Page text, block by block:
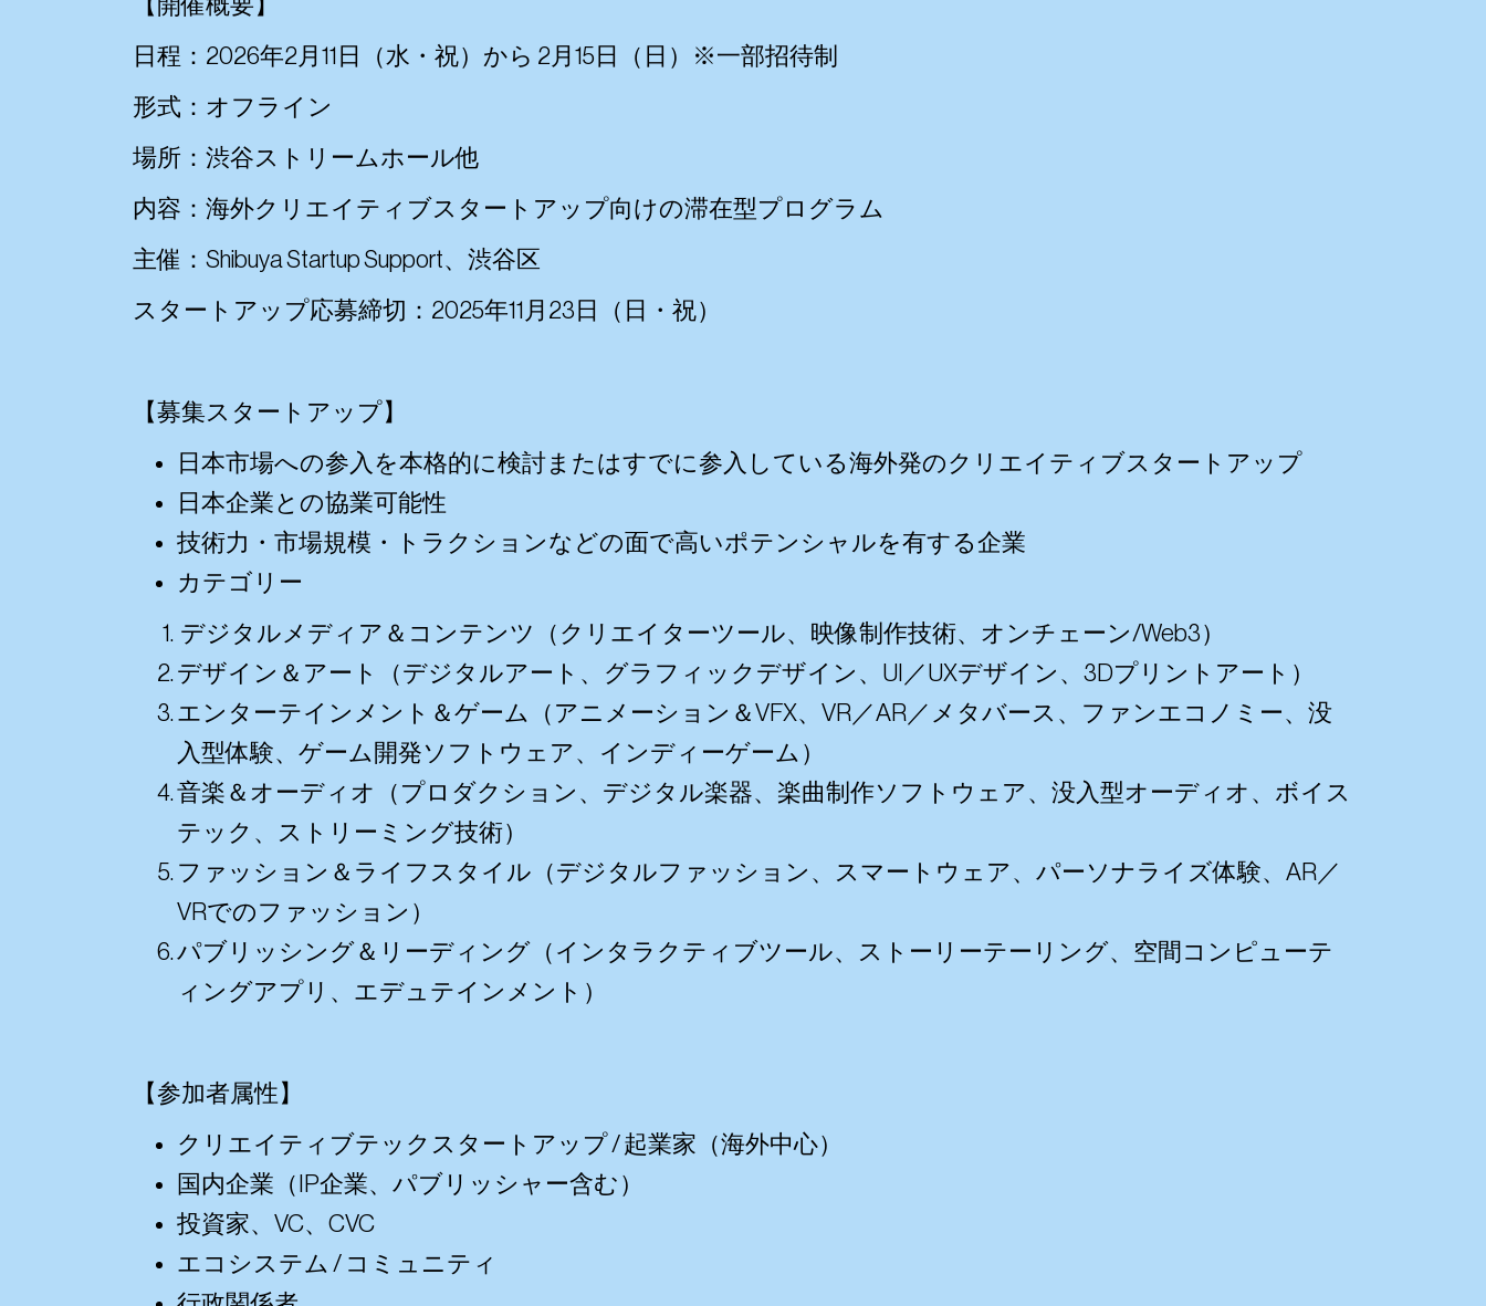
【開催概要】
日程：2026年2月11日（水・祝）から 2月15日（日）※一部招待制
形式：オフライン
場所：渋谷ストリームホール他
内容：海外クリエイティブスタートアップ向けの滞在型プログラム
主催：Shibuya Startup Support、渋谷区
スタートアップ応募締切：2025年11月23日（日・祝）
【募集スタートアップ】
日本市場への参入を本格的に検討またはすでに参入している海外発のクリエイティブスタートアップ
日本企業との協業可能性
技術力・市場規模・トラクションなどの面で高いポテンシャルを有する企業
カテゴリー
デジタルメディア＆コンテンツ（クリエイターツール、映像制作技術、オンチェーン/Web3）
デザイン＆アート（デジタルアート、グラフィックデザイン、UI／UXデザイン、3Dプリントアート）
エンターテインメント＆ゲーム（アニメーション＆VFX、VR／AR／メタバース、ファンエコノミー、没
入型体験、ゲーム開発ソフトウェア、インディーゲーム）
音楽＆オーディオ（プロダクション、デジタル楽器、楽曲制作ソフトウェア、没入型オーディオ、ボイス
テック、ストリーミング技術）
ファッション＆ライフスタイル（デジタルファッション、スマートウェア、パーソナライズ体験、AR／
VRでのファッション）
パブリッシング＆リーディング（インタラクティブツール、ストーリーテーリング、空間コンピューテ
ィングアプリ、エデュテインメント）
【参加者属性】
クリエイティブテックスタートアップ / 起業家（海外中心）
国内企業（IP企業、パブリッシャー含む）
投資家、VC、CVC
エコシステム / コミュニティ